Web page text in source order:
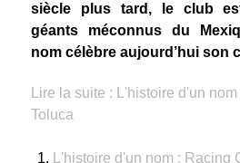
siècle plus tard, le club
géants méconnus du
nom célèbre aujourd’hui son
Lire la suite : L'histoire d'un
Toluca
L'histoire d'un nom : Racing